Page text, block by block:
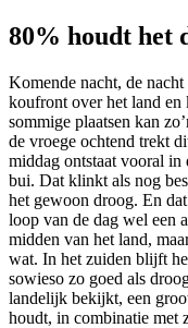
80% houdt het
Komende nacht, de
koufront over het land
sommige plaatsen kan
de vroege ochtend trekt
middag ontstaat vooral
bui. Dat klinkt als nog
het gewoon droog. En
loop van de dag wel een
midden van het land,
wat. In het zuiden blijft
sowieso zo goed als
landelijk bekijkt, een
houdt, in combinatie met